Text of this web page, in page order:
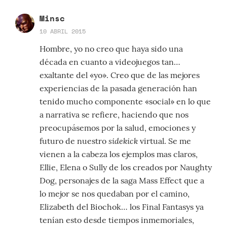
Minsc
10 ABRIL 2015
Hombre, yo no creo que haya sido una
década en cuanto a videojuegos tan…
exaltante del «yo». Creo que de las mejores
experiencias de la pasada generación han
tenido mucho componente «social» en lo que
a narrativa se refiere, haciendo que nos
preocupásemos por la salud, emociones y
futuro de nuestro sidekick virtual. Se me
vienen a la cabeza los ejemplos mas claros,
Ellie, Elena o Sully de los creados por Naughty
Dog, personajes de la saga Mass Effect que a
lo mejor se nos quedaban por el camino,
Elizabeth del Biochok… los Final Fantasys ya
tenían esto desde tiempos inmemoriales,